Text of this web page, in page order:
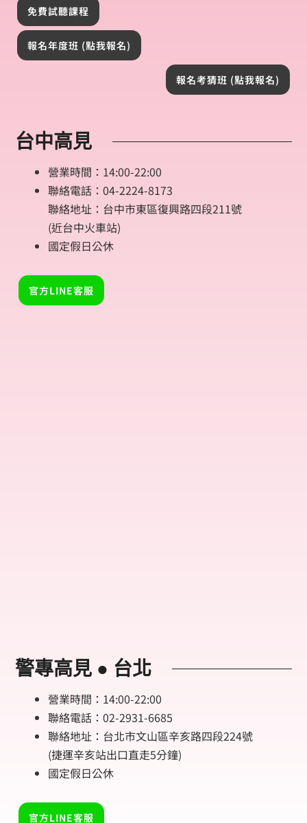
免費試聽課程
報名年度班 (點我報名)
報名考猜班 (點我報名)
台中高見
營業時間：14:00-22:00
聯絡電話：04-2224-8173
聯絡地址：台中市東區復興路四段211號
(近台中火車站)
國定假日公休
官方LINE客服
警專高見 ● 台北
營業時間：14:00-22:00
聯絡電話：02-2931-6685
聯絡地址：台北市文山區辛亥路四段224號
(捷運辛亥站出口直走5分鐘)
國定假日公休
官方LINE客服